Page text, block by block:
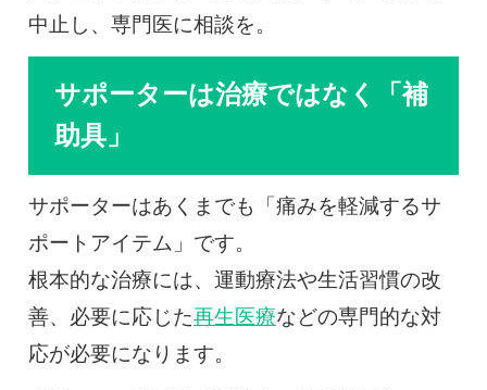
中止し、専門医に相談を。
サポーターは治療ではなく「補
助具」
サポーターはあくまでも「痛みを軽減するサ
ポートアイテム」です。
根本的な治療には、運動療法や生活習慣の改
善、必要に応じた再生医療などの専門的な対
応が必要になります。